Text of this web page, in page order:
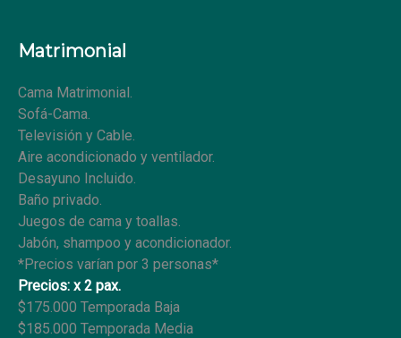
Matrimonial
Cama Matrimonial.
Sofá-Cama.
Televisión y Cable.
Aire acondicionado y ventilador.
Desayuno Incluido.
Baño privado.
Juegos de cama y toallas.
Jabón, shampoo y acondicionador.
*Precios varían por 3 personas*
Precios: x 2 pax.
$175.000 Temporada Baja
$185.000 Temporada Media